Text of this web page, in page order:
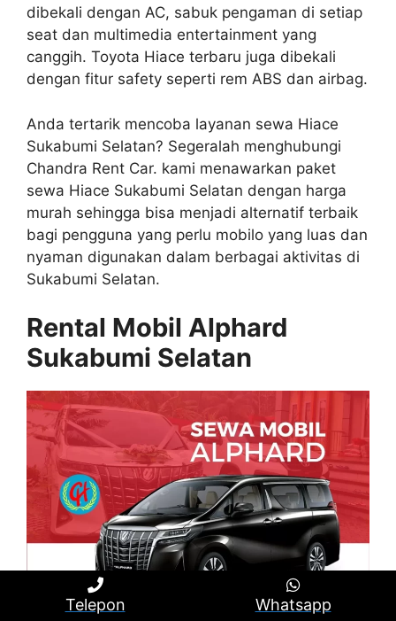
dibekali dengan AC, sabuk pengaman di setiap
seat dan multimedia entertainment yang
canggih. Toyota Hiace terbaru juga dibekali
dengan fitur safety seperti rem ABS dan airbag.
Anda tertarik mencoba layanan sewa Hiace
Sukabumi Selatan? Segeralah menghubungi
Chandra Rent Car. kami menawarkan paket
sewa Hiace Sukabumi Selatan dengan harga
murah sehingga bisa menjadi alternatif terbaik
bagi pengguna yang perlu mobilo yang luas dan
nyaman digunakan dalam berbagai aktivitas di
Sukabumi Selatan.
Rental Mobil Alphard
Sukabumi Selatan
Telepon Whatsapp